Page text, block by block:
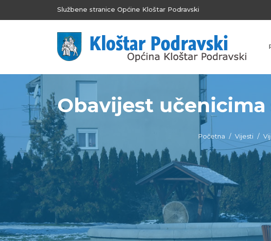
Službene stranice Općine Kloštar Podravski
Obavijest
Početna Vijesti